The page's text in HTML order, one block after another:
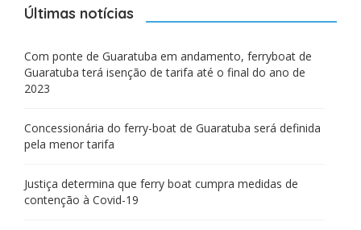
Últimas notícias
Com ponte de Guaratuba em andamento, ferryboat de
Guaratuba terá isenção de tarifa até o final do ano de
2023
Concessionária do ferry-boat de Guaratuba será definida
pela menor tarifa
Justiça determina que ferry boat cumpra medidas de
contenção à Covid-19